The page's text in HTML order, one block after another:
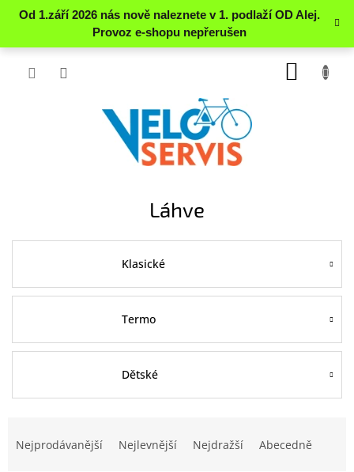
Přejít
Láhve
Klasické
Termo
Dětské
Nejprodávanější Nejlevnější Nejdražší Abecedně